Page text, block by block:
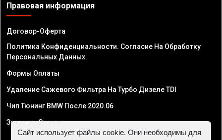
Правовая информация
Договор-Оферта
Политика Конфиденциальности. Согласие На Обработку
Персональных Данных.
Формы Оплаты
Удаление Сажевого Фильтра На Турбо Дизеле TDI
Чип Тюнинг BMW После 2020.06
Заказать Звонок
Сайт использует файлы cookie. Они необходимы для